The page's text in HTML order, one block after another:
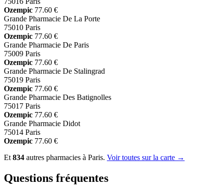
Ozempic 77.60 €
Grande Pharmacie De La Porte
75010 Paris
Ozempic 77.60 €
Grande Pharmacie De Paris
75009 Paris
Ozempic 77.60 €
Grande Pharmacie De Stalingrad
75019 Paris
Ozempic 77.60 €
Grande Pharmacie Des Batignolles
75017 Paris
Ozempic 77.60 €
Grande Pharmacie Didot
75014 Paris
Ozempic 77.60 €
Et 834 autres pharmacies à Paris. Voir toutes sur la carte →
Questions fréquentes